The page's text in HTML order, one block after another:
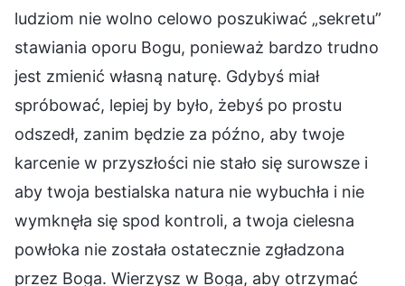
ludziom nie wolno celowo poszukiwać „sekretu”
stawiania oporu Bogu, ponieważ bardzo trudno
jest zmienić własną naturę. Gdybyś miał
spróbować, lepiej by było, żebyś po prostu
odszedł, zanim będzie za późno, aby twoje
karcenie w przyszłości nie stało się surowsze i
aby twoja bestialska natura nie wybuchła i nie
wymknęła się spod kontroli, a twoja cielesna
powłoka nie została ostatecznie zgładzona
przez Boga. Wierzysz w Boga, aby otrzymać